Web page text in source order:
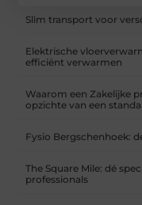
Slim transport voor
Elektrische
efficiënt verwarmen
Waarom een Zakelijke
opzichte van een
Fysio Bergschenhoek:
The Square Mile: dé
professionals